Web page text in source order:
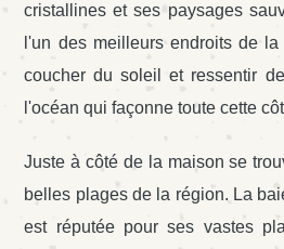
cristallines et ses paysages
l'un des meilleurs endroits de
coucher du soleil et ressentir
l'océan qui façonne toute cette
Juste à côté de la maison se
belles plages de la région. La
est réputée pour ses vastes